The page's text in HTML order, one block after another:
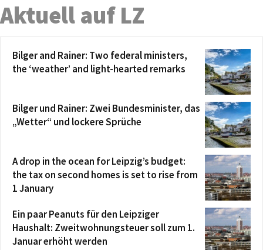
Aktuell auf LZ
Bilger and Rainer: Two federal ministers,
the ‘weather’ and light-hearted remarks
Bilger und Rainer: Zwei Bundesminister, das
„Wetter“ und lockere Sprüche
A drop in the ocean for Leipzig’s budget:
the tax on second homes is set to rise from
1 January
Ein paar Peanuts für den Leipziger
Haushalt: Zweitwohnungsteuer soll zum 1.
Januar erhöht werden